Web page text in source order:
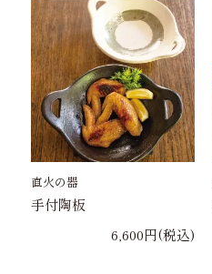
直火の器
手付陶板
6,600円(税込)